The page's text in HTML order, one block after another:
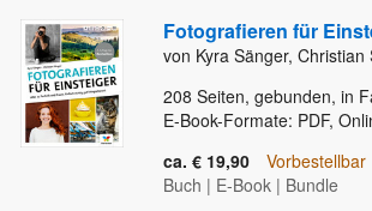
Fotografieren für
von Kyra Sänger, Christian
208 Seiten, gebunden, in
E-Book-Formate: PDF,
ca. € 19,90
Vorbestellbar
Buch | E-Book | Bundle